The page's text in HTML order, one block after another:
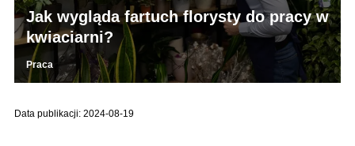
Jak wygląda fartuch florysty do pracy w
kwiaciarni?
Praca
Data publikacji: 2024-08-19